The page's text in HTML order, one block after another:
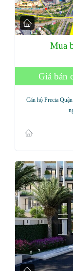
Mua
Giá bán
Căn hộ Precia